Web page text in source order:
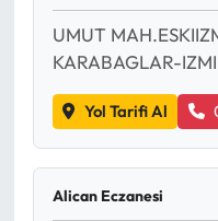
UMUT
KARABAGLAR-
Yol Tarifi Al
Alican Eczanesi